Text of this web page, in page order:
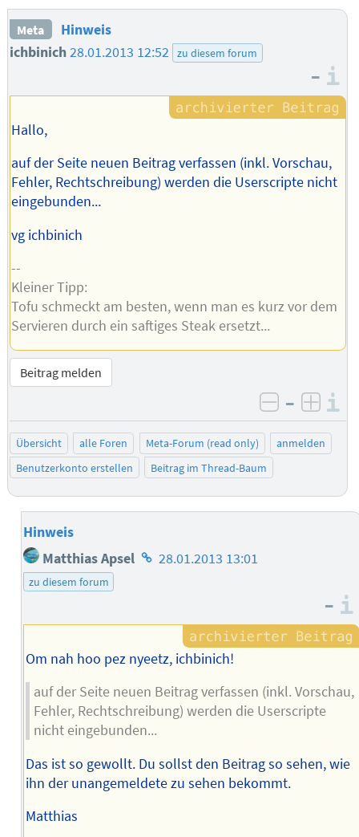
Meta
Hinweis
ichbinich28.01.2013 12:52 zu diesem forum
–
Hallo,
auf der Seite neuen Beitrag verfassen (inkl. Vorschau,
Fehler, Rechtschreibung) werden die Userscripte nicht
eingebunden...
vg ichbinich
--
Kleiner Tipp:
Tofu schmeckt am besten, wenn man es kurz vor dem
Servieren durch ein saftiges Steak ersetzt...
Beitrag melden
negativ
–
Übersicht alle Foren Meta-Forum (read only)
anmelden
Benutzerkonto erstellen
Beitrag im Thread-Baum
Hinweis
Matthias Apsel Homepage
28.01.2013 13:01
zu diesem forum
–
Om nah hoo pez nyeetz, ichbinich!
auf der Seite neuen Beitrag verfassen (inkl. Vorschau,
Fehler, Rechtschreibung) werden die Userscripte
nicht eingebunden...
Das ist so gewollt. Du sollst den Beitrag so sehen, wie
ihn der unangemeldete zu sehen bekommt.
Matthias